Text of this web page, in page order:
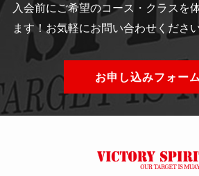
入会前にご希望のコース・クラスを
ます！ お気軽にお問い合わせくださ
お申し込みフォーム